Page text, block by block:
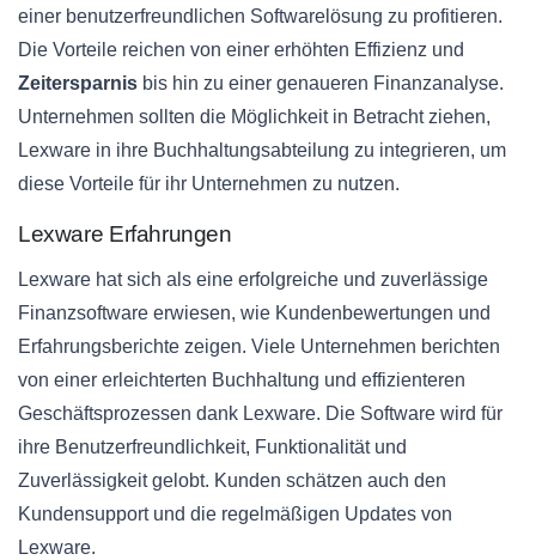
einer benutzerfreundlichen Softwarelösung zu profitieren.
Die Vorteile reichen von einer erhöhten Effizienz und
Zeitersparnis bis hin zu einer genaueren Finanzanalyse.
Unternehmen sollten die Möglichkeit in Betracht ziehen,
Lexware in ihre Buchhaltungsabteilung zu integrieren, um
diese Vorteile für ihr Unternehmen zu nutzen.
Lexware Erfahrungen
Lexware hat sich als eine erfolgreiche und zuverlässige
Finanzsoftware erwiesen, wie Kundenbewertungen und
Erfahrungsberichte zeigen. Viele Unternehmen berichten
von einer erleichterten Buchhaltung und effizienteren
Geschäftsprozessen dank Lexware. Die Software wird für
ihre Benutzerfreundlichkeit, Funktionalität und
Zuverlässigkeit gelobt. Kunden schätzen auch den
Kundensupport und die regelmäßigen Updates von
Lexware.